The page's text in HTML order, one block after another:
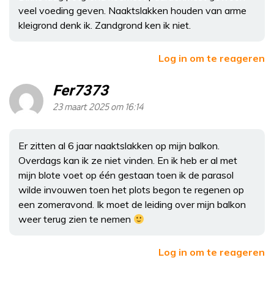
veel voeding geven. Naaktslakken houden van arme
kleigrond denk ik. Zandgrond ken ik niet.
Log in om te reageren
Fer7373
23 maart 2025 om 16:14
Er zitten al 6 jaar naaktslakken op mijn balkon.
Overdags kan ik ze niet vinden. En ik heb er al met
mijn blote voet op één gestaan toen ik de parasol
wilde invouwen toen het plots begon te regenen op
een zomeravond. Ik moet de leiding over mijn balkon
weer terug zien te nemen
Log in om te reageren